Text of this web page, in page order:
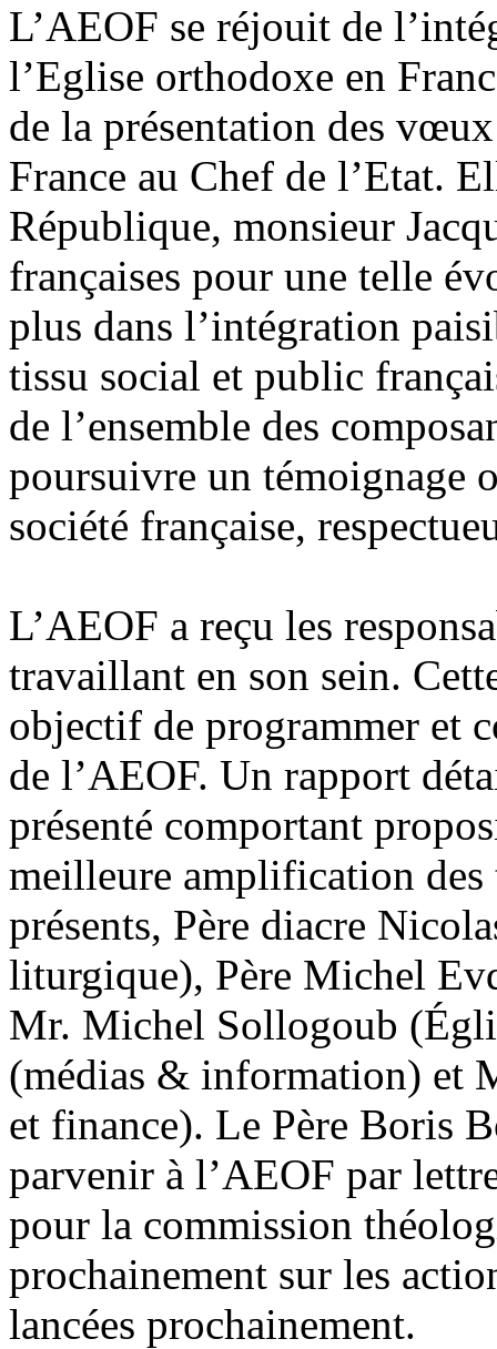
L’AEOF se réjouit de
l’Eglise orthodoxe en
de la présentation des
France au Chef de l’Etat.
République, monsieur
françaises pour une telle
plus dans l’intégration
tissu social et public
de l’ensemble des
poursuivre un témoignage
société française,
L’AEOF a reçu les
travaillant en son sein.
objectif de programmer et
de l’AEOF. Un rapport
présenté comportant
meilleure amplification
présents, Père diacre
liturgique), Père Michel
Mr. Michel Sollogoub
(médias & information) et
et finance). Le Père Boris
parvenir à l’AEOF par
pour la commission
prochainement sur les
lancées prochainement.